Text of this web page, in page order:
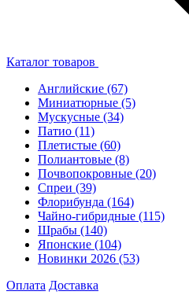
Каталог товаров
Английские (67)
Миниатюрные (5)
Мускусные (34)
Патио (11)
Плетистые (60)
Полиантовые (8)
Почвопокровные (20)
Спреи (39)
Флорибунда (164)
Чайно-гибридные (115)
Шрабы (140)
Японские (104)
Новинки 2026 (53)
Оплата Доставка